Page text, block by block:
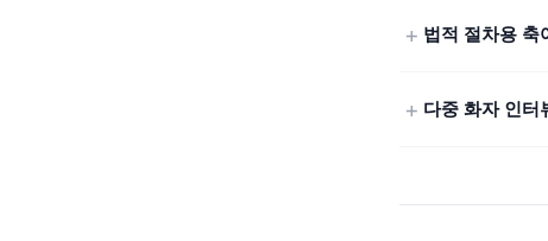
법적 절차용 축
다중 화자 인터